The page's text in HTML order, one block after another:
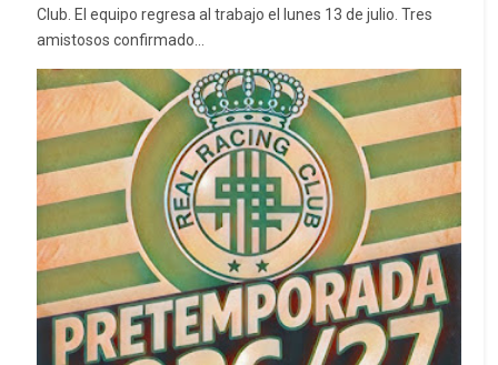
Club. El equipo regresa al trabajo el lunes 13 de julio. Tres
amistosos confirmado...